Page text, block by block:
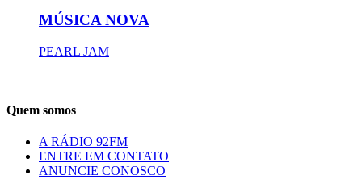
MÚSICA NOVA
PEARL JAM
Quem somos
A RÁDIO 92FM
ENTRE EM CONTATO
ANUNCIE CONOSCO